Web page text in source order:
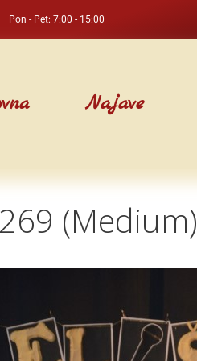
Pon - Pet: 7:00 - 15:00
Najave
(Medium)